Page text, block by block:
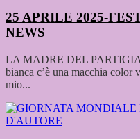
25 APRILE 2025-
NEWS
LA MADRE DEL
bianca c’è una macchia color
mio...